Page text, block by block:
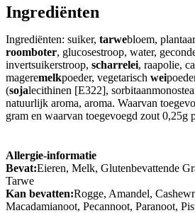
Ingrediënten
Ingrediënten: suiker, tarwebloem,
roomboter, glucosestroop, water,
invertsuikerstroop, scharrelei, raapolie,
mageremelkpoeder, vegetarisch wei
(sojalecithinen [E322],
natuurlijk aroma, aroma. Waarvan
gram en waarvan toegevoegd zout 0,25g
Allergie-informatie
Bevat:Eieren, Melk, Glutenbevattende
Tarwe
Kan bevatten:Rogge, Amandel,
Macadamianoot, Pecannoot, Paranoot,